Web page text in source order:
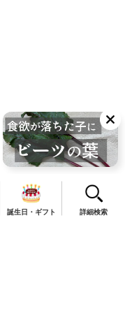
誕生日・ギフト 詳細検索